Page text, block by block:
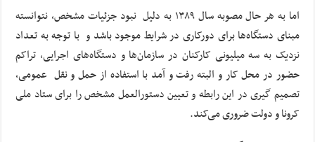
اما به هر حال مصوبه سال ۱۳۸۹ به دلیل نبود جزئیات مشخص، نتوانسته
مبنای دستگاه‌ها برای دورکاری در شرایط موجود باشد و با توجه به تعداد
نزدیک به سه میلیونی کارکنان در سازمان‌ها و دستگاه‌های اجرایی، تراکم
حضور در محل کار و البته رفت و آمد با استفاده از حمل و نقل عمومی،
تصمیم گیری در این رابطه و تعیین دستورالعمل مشخص را برای ستاد ملی
کرونا و دولت ضروری می‌کند.